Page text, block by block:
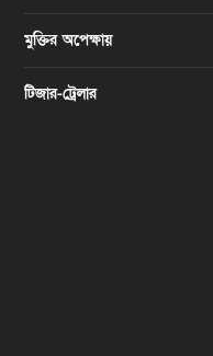
মুক্তির অপেক্ষায়
টিজার-ট্রেলার